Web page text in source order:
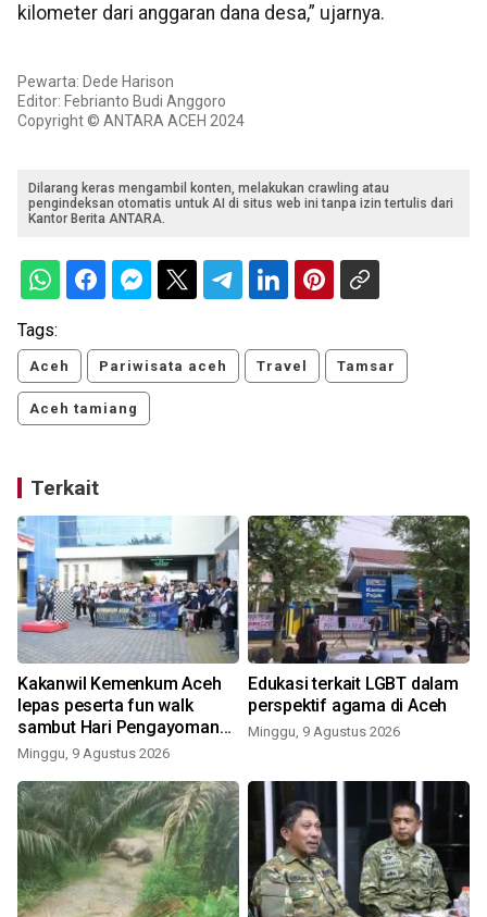
kilometer dari anggaran dana desa,” ujarnya.
Pewarta: Dede Harison
Editor: Febrianto Budi Anggoro
Copyright © ANTARA ACEH 2024
Dilarang keras mengambil konten, melakukan crawling atau
pengindeksan otomatis untuk AI di situs web ini tanpa izin tertulis dari
Kantor Berita ANTARA.
Tags:
Aceh Pariwisata aceh Travel Tamsar
Aceh tamiang
Terkait
Kakanwil Kemenkum Aceh
lepas peserta fun walk
sambut Hari Pengayoman
ke-81
Minggu, 9 Agustus 2026
Edukasi terkait LGBT dalam
perspektif agama di Aceh
Minggu, 9 Agustus 2026